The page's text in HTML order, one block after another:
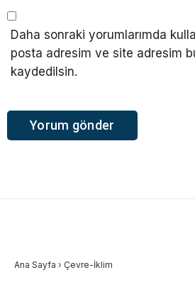
Daha sonraki yorumlarımda
posta adresim ve site adresim
kaydedilsin.
Ana Sayfa › Çevre-İklim